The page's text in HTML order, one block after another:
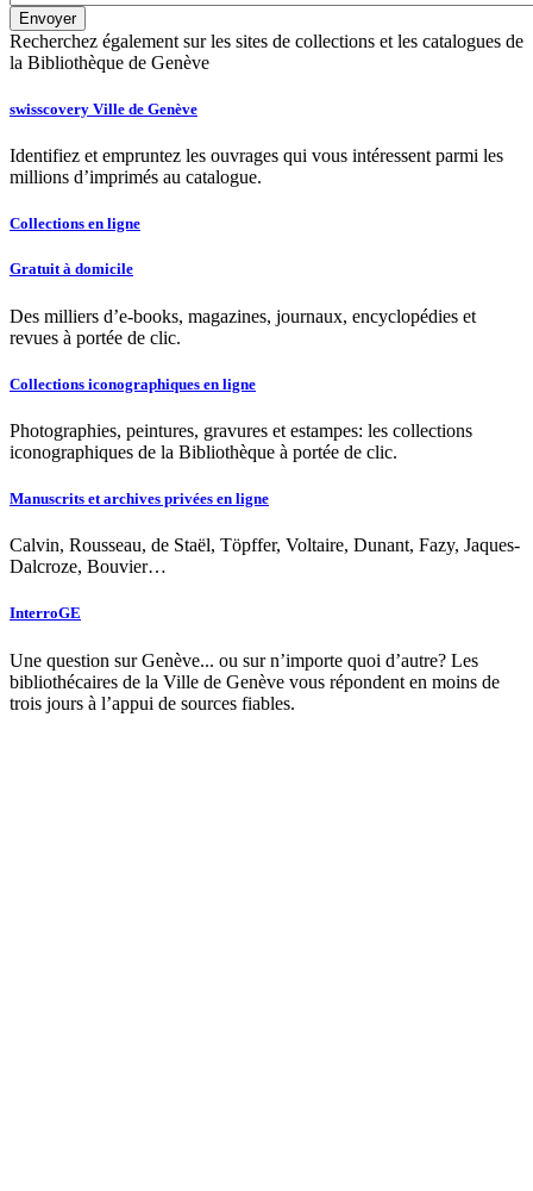
Recherchez également sur les sites de collections et les catalogues de
la Bibliothèque de Genève
swisscovery Ville de Genève
Identifiez et empruntez les ouvrages qui vous intéressent parmi les
millions d’imprimés au catalogue.
Collections en ligne
Gratuit à domicile
Des milliers d’e-books, magazines, journaux, encyclopédies et
revues à portée de clic.
Collections iconographiques en ligne
Photographies, peintures, gravures et estampes: les collections
iconographiques de la Bibliothèque à portée de clic.
Manuscrits et archives privées en ligne
Calvin, Rousseau, de Staël, Töpffer, Voltaire, Dunant, Fazy, Jaques-
Dalcroze, Bouvier…
InterroGE
Une question sur Genève... ou sur n’importe quoi d’autre? Les
bibliothécaires de la Ville de Genève vous répondent en moins de
trois jours à l’appui de sources fiables.